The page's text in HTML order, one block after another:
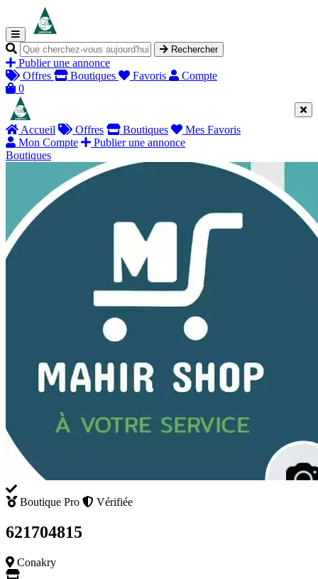
Rechercher
Publier une annonce
Offres
Boutiques Favoris
Compte
0
Accueil Offres Boutiques
Mes Favoris
Mon Compte
Publier une annonce
Boutiques
Boutique Pro Vérifiée
621704815
Conakry